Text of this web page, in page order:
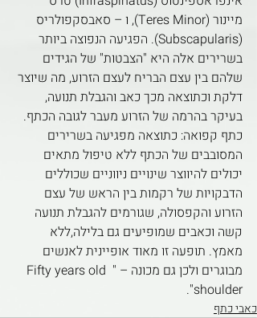
מיינור (Teres Minor), ו – סאבסקפולריס
(Subscapularis). הפגיעה הנפוצה ביותר
בשרירים אלה היא "הצבטות" של הגידים
שלהם בין עצם הבריח לעצם הזרוע, מה שיוצר
דלקת וכתוצאה מכך כאב והגבלת תנועה,
בעיקר בהרמה של הזרוע מעבר לגובה הכתף.
כתף קפואה: כתוצאה מפגיעה בשרירים
המסובבים של הכתף ללא טיפול מתאים
יכולים להיווצר שינויים ניווניים שכוללים
הדבקויות של רקמות בין הראש של עצם
הזרוע והקפסולה, שגורמים להגבלת תנועה
קשה וכאבים שמופיעים גם בלילה,ללא
מאמץ. תופעה זו מאוד אופיינית לאנשים
מבוגרים ולכן גם מכונה – " Fifty years old
shoulder".
כאבי כתף